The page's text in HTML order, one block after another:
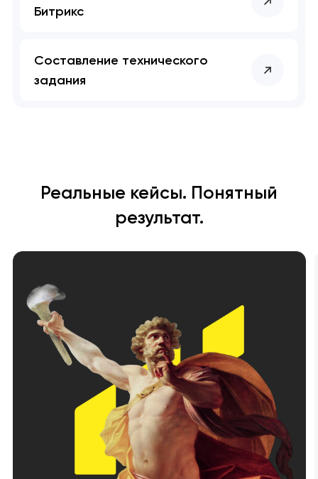
Битрикс
Составление технического
задания
Реальные кейсы. Понятный
результат.